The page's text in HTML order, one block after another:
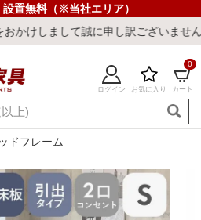
置無料（※当社エリア）
し訳ございません。
ログイン お気に入り カート
0
新規会員登録
閲覧履歴
ドフレーム